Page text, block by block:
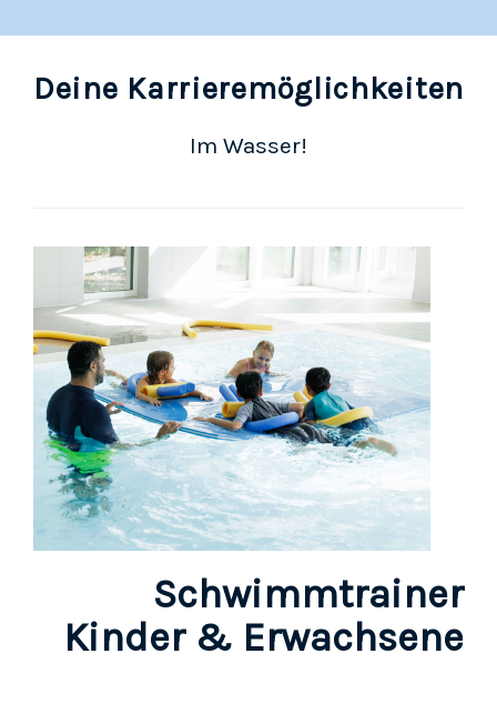
Deine Karrieremöglichkeiten
Im Wasser!
Schwimmtrainer
Kinder & Erwachsene